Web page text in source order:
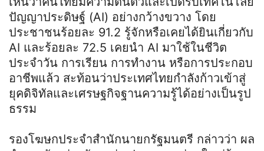
ปัญญาประดิษฐ์ (AI) อย่างกว้างขวาง โดย
ประชาชนร้อยละ 91.2 รู้จักหรือเคยได้ยินเกี่ยวกับ
AI และร้อยละ 72.5 เคยนำ AI มาใช้ในชีวิต
ประจำวัน การเรียน การทำงาน หรือการประกอบ
อาชีพแล้ว สะท้อนว่าประเทศไทยกำลังก้าวเข้าสู่
ยุคดิจิทัลและเศรษฐกิจฐานความรู้ได้อย่างเป็นรูป
ธรรม
รองโฆษกประจำสำนักนายกรัฐมนตรี กล่าวว่า ผล